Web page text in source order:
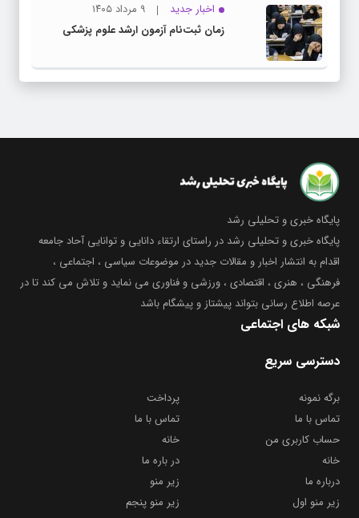
اخبار جدید
۹ مرداد ۱۴۰۵
زمان ثبت‌نام آزمون ارشد علوم پزشکی
پایگاه خبری و تحلیلی رشد
پایگاه خبری و تحلیلی رشد در راستای ارتقاء دانایی و توانایی آحاد جامعه
اقدام به انتشار اخبار و مقالات جدید در موضوعات سیاسی ، اجتماعی ،
فرهنگی ، هنری ، اقتصادی ، ورزشی و فناوری می نماید و تلاش می کند تا در
عرصه اطلاع رسانی بتواند پیشتاز و پیشگام باشد
شبکه های اجتماعی
دسترسی سریع
برگه نمونه
پرداخت
تماس با ما
تماس با ما
حساب کاربری من
خانه
خانه
در باره ما
درباره ما
زیر منو
زیر منو اول
زیر منو پنجم